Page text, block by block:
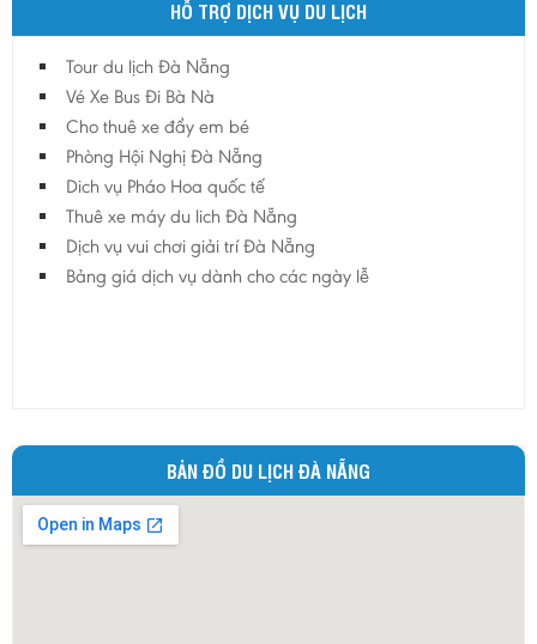
HỖ TRỢ DỊCH VỤ DU LỊCH
Tour du lịch Đà Nẵng
Vé Xe Bus Đi Bà Nà
Cho thuê xe đẩy em bé
Phòng Hội Nghị Đà Nẵng
Dich vụ Pháo Hoa quốc tế
Thuê xe máy du lich Đà Nẵng
Dịch vụ vui chơi giải trí Đà Nẵng
Bảng giá dịch vụ dành cho các ngày lễ
BẢN ĐỒ DU LỊCH ĐÀ NẴNG